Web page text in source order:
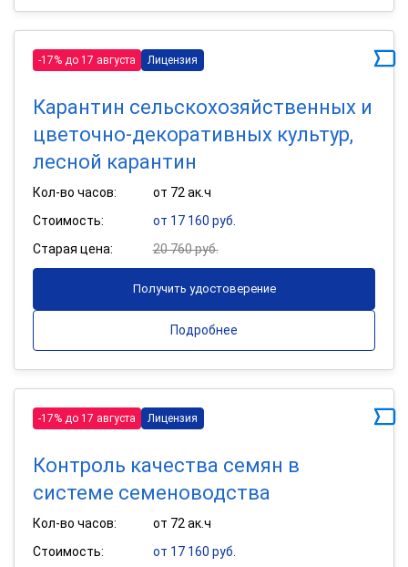
-17% до 17 августа Лицензия
Карантин сельскохозяйственных и
цветочно-декоративных культур,
лесной карантин
Кол-во часов:
от 72 ак.ч
Стоимость:
от 17 160 руб.
Старая цена:
20 760 руб.
Получить удостоверение
Подробнее
-17% до 17 августа Лицензия
Контроль качества семян в
системе семеноводства
Кол-во часов:
от 72 ак.ч
Стоимость:
от 17 160 руб.